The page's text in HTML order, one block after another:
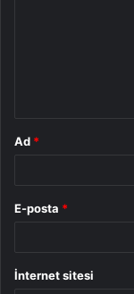
Ad *
E-posta *
İnternet sitesi